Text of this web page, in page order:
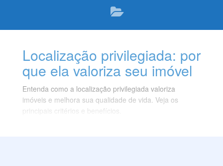
Localização privilegiada: por
que ela valoriza seu imóvel
Entenda como a localização privilegiada valoriza
imóveis e melhora sua qualidade de vida. Veja os
principais critérios e benefícios.